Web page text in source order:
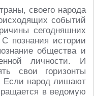
своего народа
событий
сегодняшних
познания истории
общества и
личности. И
свои горизонты
Если народ лишают
в ведомую